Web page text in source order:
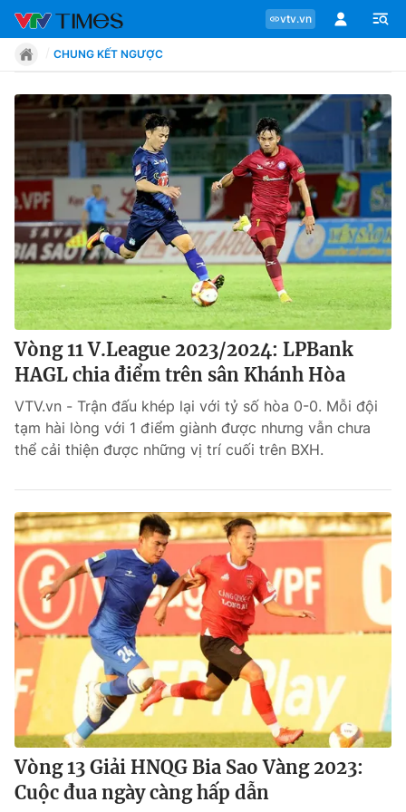
vtv.vn
Chuyên mục
Tin tức
Move
Phong cách
Chân dung
Bóng đá
Các môn khác
VIDEO
Bên lề
THỜI BÁO VTV
CHUNG KẾT NGƯỢC
Vòng 11 V.League 2023/2024: LPBank
HAGL chia điểm trên sân Khánh Hòa
VTV.vn - Trận đấu khép lại với tỷ số hòa 0-0. Mỗi đội
tạm hài lòng với 1 điểm giành được nhưng vẫn chưa
thể cải thiện được những vị trí cuối trên BXH.
Vòng 13 Giải HNQG Bia Sao Vàng 2023:
Cuộc đua ngày càng hấp dẫn